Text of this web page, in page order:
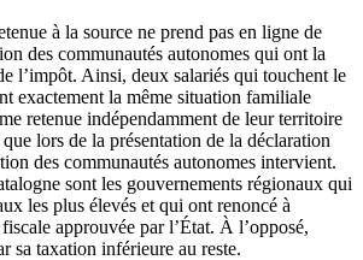
à la source ne prend pas en ligne de
des communautés autonomes qui ont la
l’impôt. Ainsi, deux salariés qui touchent le
exactement la même situation familiale
retenue indépendamment de leur territoire
que lors de la présentation de la déclaration
des communautés autonomes intervient.
sont les gouvernements régionaux qui
les plus élevés et qui ont renoncé à
approuvée par l’État. À l’opposé,
sa taxation inférieure au reste.